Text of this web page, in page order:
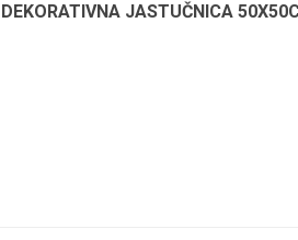
DEKORATIVNA JASTUČNICA